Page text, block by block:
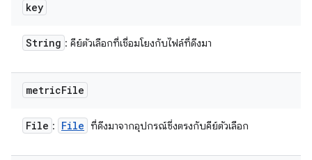
key
String : คีย์ตัวเลือกที่เชื่อมโยงกับไฟล์ที่ดึงมา
metricFile
File : File ที่ดึงมาจากอุปกรณ์ซึ่งตรงกับคีย์ตัวเลือก